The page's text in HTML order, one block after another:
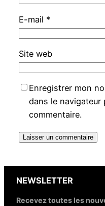
E-mail *
Site web
Enregistrer mon
dans le navigateur
commentaire.
NEWSLETTER
Recevez toutes les